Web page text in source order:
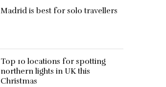
Madrid is best for solo travellers
Top 10 locations for spotting
northern lights in UK this
Christmas